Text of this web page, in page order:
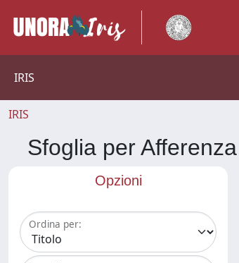
IRIS
IRIS
Sfoglia per
Opzioni
Ordina per: